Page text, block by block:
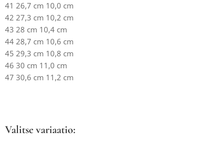
41 26,7 cm 10,0 cm
42 27,3 cm 10,2 cm
43 28 cm 10,4 cm
44 28,7 cm 10,6 cm
45 29,3 cm 10,8 cm
46 30 cm 11,0 cm
47 30,6 cm 11,2 cm
Valitse variaatio: